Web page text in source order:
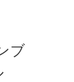
ブ